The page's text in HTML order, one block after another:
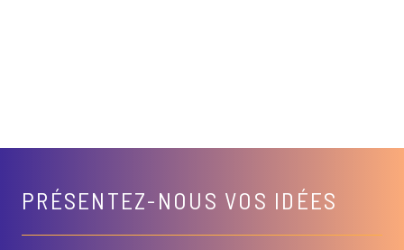
PRÉSENTEZ-NOUS VOS IDÉES